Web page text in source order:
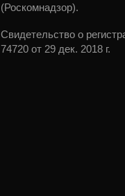
(Роскомнадзор).
Свидетельство о
74720 от 29 дек. 2018 г.